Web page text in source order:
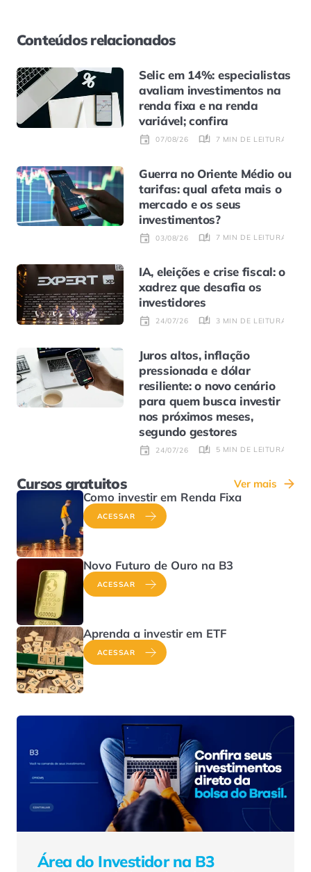
Conteúdos relacionados
Selic em 14%: especialistas
avaliam investimentos na
renda fixa e na renda
variável; confira
07/08/26 7 MIN DE LEITURA
Guerra no Oriente Médio ou
tarifas: qual afeta mais o
mercado e os seus
investimentos?
03/08/26 7 MIN DE LEITURA
IA, eleições e crise fiscal: o
xadrez que desafia os
investidores
24/07/26 3 MIN DE LEITURA
Juros altos, inflação
pressionada e dólar
resiliente: o novo cenário
para quem busca investir
nos próximos meses,
segundo gestores
24/07/26 5 MIN DE LEITURA
Cursos gratuitos Ver mais
Como investir em Renda Fixa
ACESSAR
Novo Futuro de Ouro na B3
ACESSAR
Aprenda a investir em ETF
ACESSAR
Área do Investidor na B3